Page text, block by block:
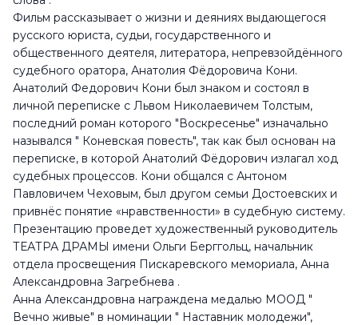
Фильм рассказывает о жизни и деяниях выдающегося
русского юриста, судьи, государственного и
общественного деятеля, литератора, непревзойдённого
судебного оратора, Анатолия Фёдоровича Кони.
Анатолий Федорович Кони был знаком и состоял в
личной переписке с Львом Николаевичем Толстым,
последний роман которого "Воскресенье" изначально
назывался " Коневская повесть", так как был основан на
переписке, в которой Анатолий Фёдорович излагал ход
судебных процессов. Кони общался с Антоном
Павловичем Чеховым, был другом семьи Достоевских и
привнёс понятие «нравственности» в судебную систему.
Презентацию проведет художественный руководитель
ТЕАТРА ДРАМЫ имени Ольги Берггольц, начальник
отдела просвещения Пискаревского мемориала, Анна
Александровна Загребнева .
Анна Александровна награждена медалью МООД "
Вечно живые" в номинации " Наставник молодежи",